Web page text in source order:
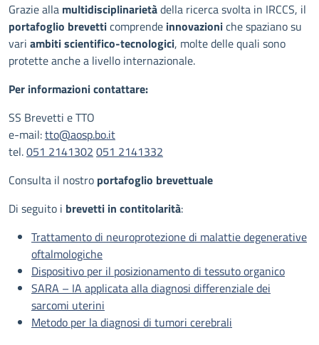
Grazie alla multidisciplinarietàdella ricerca svolta in IRCCS, il
portafoglio brevetticomprende innovazioniche spaziano su
vari ambiti scientifico-tecnologici, molte delle quali sono
protette anche a livello internazionale.
Per informazioni contattare:
SS Brevetti e TTO
e-mail:tto@aosp.bo.it
tel.051 2141302 051 2141332
Consulta il nostro portafoglio brevettuale
Di seguito i brevetti in contitolarità:
Trattamento di neuroprotezione di malattie degenerative
oftalmologiche
Dispositivo per il posizionamento di tessuto organico
SARA – IA applicata alla diagnosi differenziale dei
sarcomi uterini
Metodo per la diagnosi di tumori cerebrali